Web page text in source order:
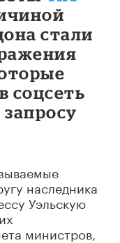
стали
соцсеть
наследника
Уэльскую
министров,